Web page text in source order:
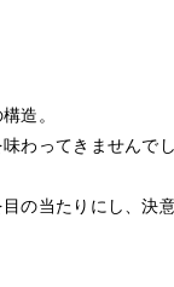
造。
わってきませんで
の当たりにし、決意